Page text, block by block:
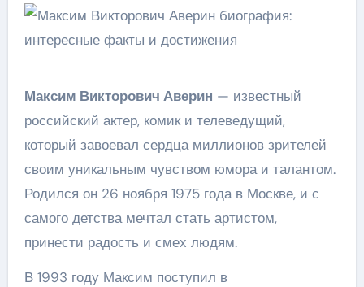
Максим Викторович Аверин — известный
российский актер, комик и телеведущий,
который завоевал сердца миллионов зрителей
своим уникальным чувством юмора и талантом.
Родился он 26 ноября 1975 года в Москве, и с
самого детства мечтал стать артистом,
принести радость и смех людям.
В 1993 году Максим поступил в